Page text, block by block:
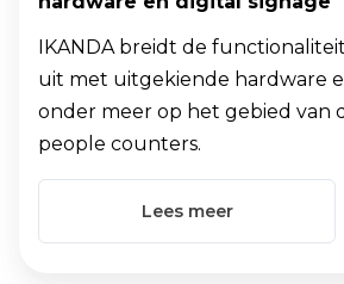
signage
IKANDA breidt de
uit met uitgekiende hardware
onder meer op het gebied van
people counters.
Lees meer